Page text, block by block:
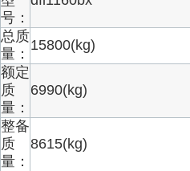
号：
总质
量：
15800(kg)
额定
质
量：
6990(kg)
整备
质
量：
8615(kg)